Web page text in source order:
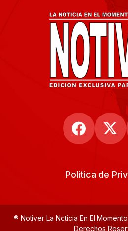
Política de
® Notiver La Noticia En El
Derechos